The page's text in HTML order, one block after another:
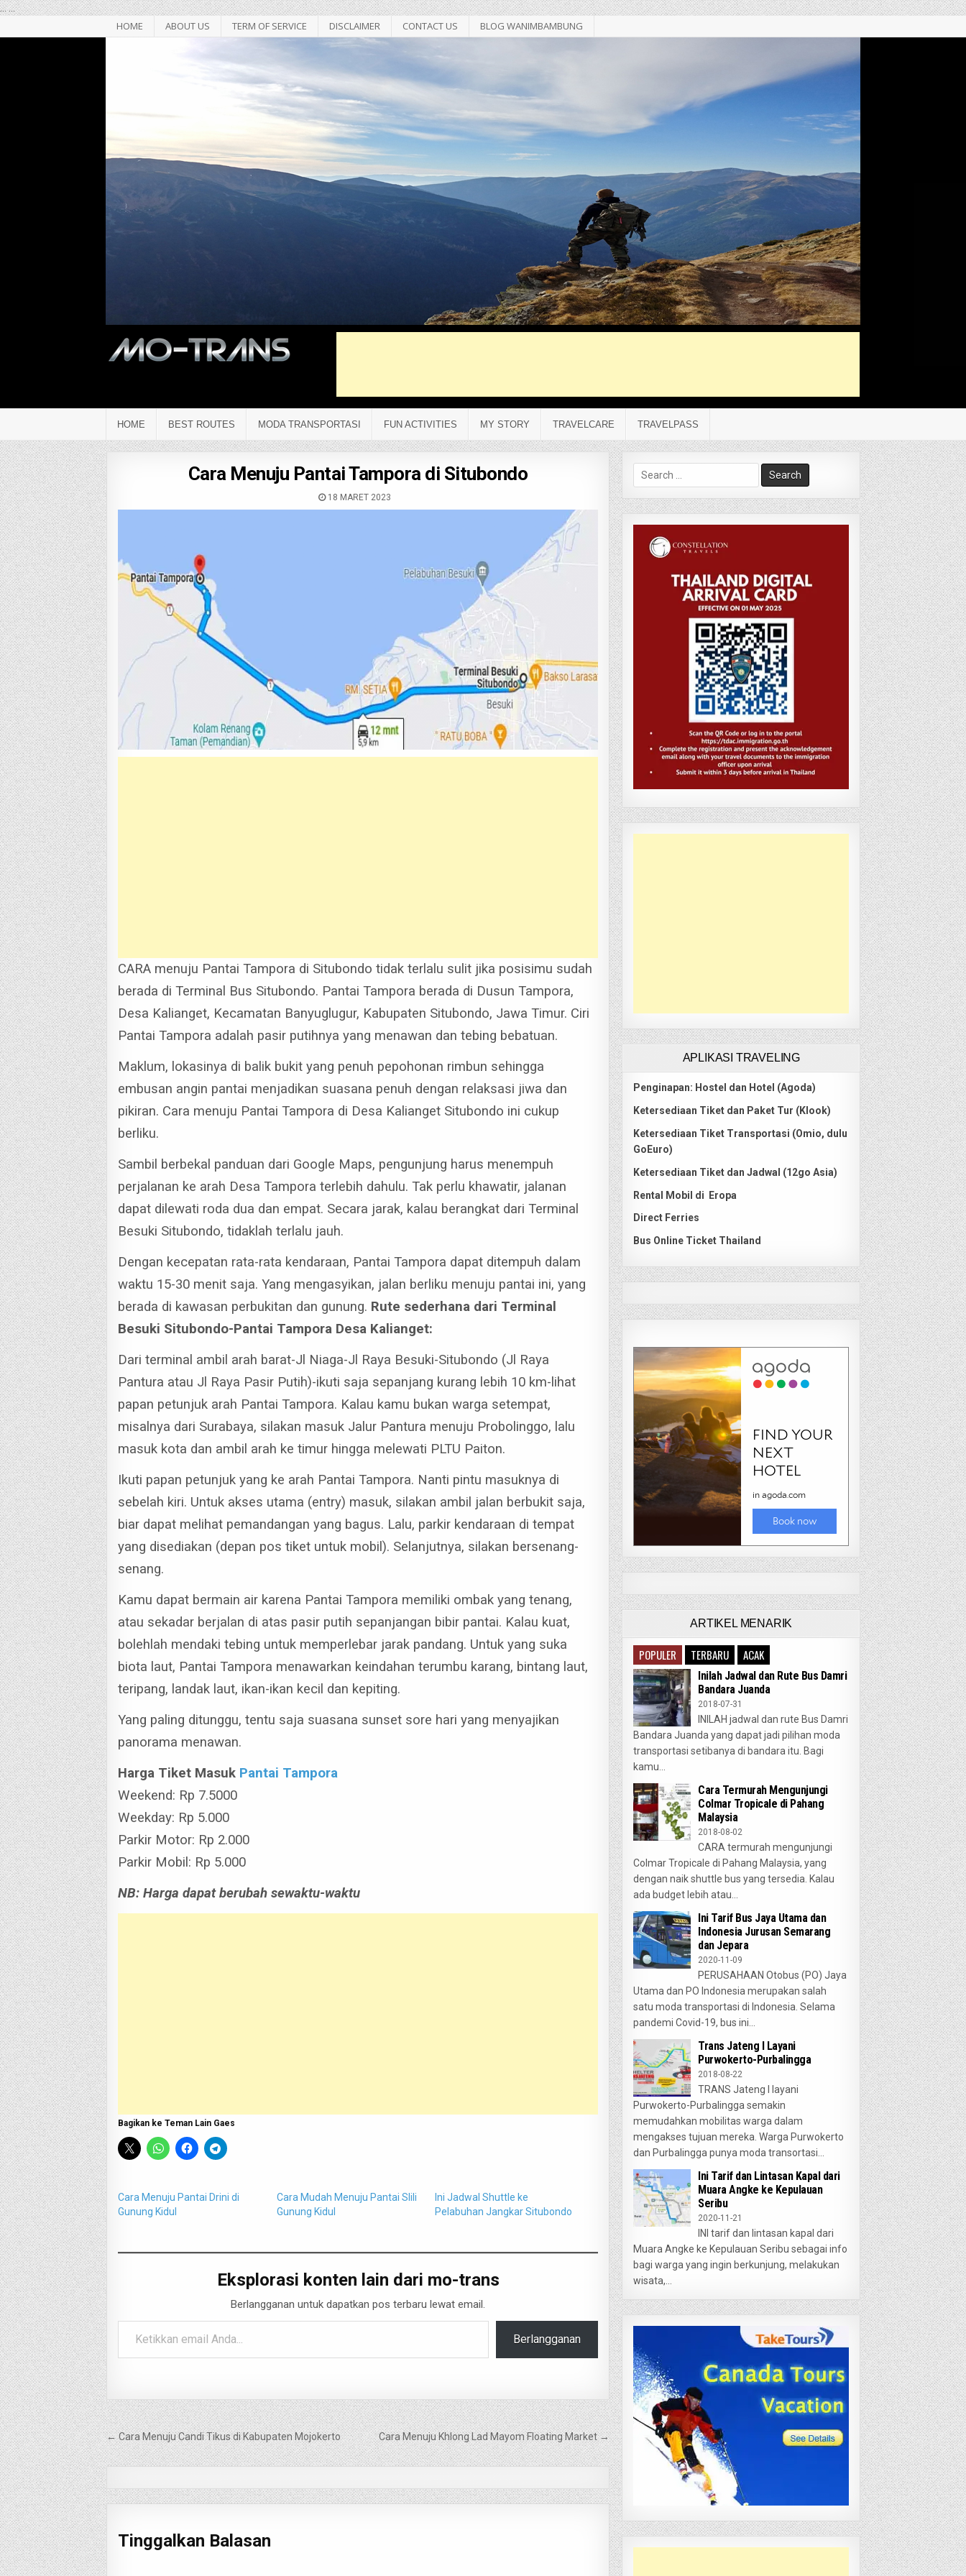
......
HOME ABOUT US TERM OF SERVICE DISCLAIMER CONTACT US BLOG WANIMBAMBUNG
HOME BEST ROUTES MODA TRANSPORTASI FUN ACTIVITIES MY STORY TRAVELCARE TRAVELPASS
Cara Menuju Pantai Tampora di Situbondo
18 MARET 2023
CARA menuju Pantai Tampora di Situbondo tidak terlalu sulit jika posisimu sudah
berada di Terminal Bus Situbondo. Pantai Tampora berada di Dusun Tampora,
Desa Kalianget, Kecamatan Banyuglugur, Kabupaten Situbondo, Jawa Timur. Ciri
Pantai Tampora adalah pasir putihnya yang menawan dan tebing bebatuan.
Maklum, lokasinya di balik bukit yang penuh pepohonan rimbun sehingga
embusan angin pantai menjadikan suasana penuh dengan relaksasi jiwa dan
pikiran. Cara menuju Pantai Tampora di Desa Kalianget Situbondo ini cukup
berliku.
Sambil berbekal panduan dari Google Maps, pengunjung harus menempuh
perjalanan ke arah Desa Tampora terlebih dahulu.Tak perlu khawatir, jalanan
dapat dilewati roda dua dan empat. Secara jarak, kalau berangkat dari Terminal
Besuki Situbondo, tidaklah terlalu jauh.
Dengan kecepatan rata-rata kendaraan, Pantai Tampora dapat ditempuh dalam
waktu 15-30 menit saja.Yang mengasyikan, jalan berliku menuju pantai ini, yang
berada di kawasan perbukitan dan gunung. Rute sederhana dari Terminal
Besuki Situbondo-Pantai Tampora Desa Kalianget:
Dari terminal ambil arah barat-Jl Niaga-Jl Raya Besuki-Situbondo (Jl Raya
Pantura atau Jl Raya Pasir Putih)-ikuti saja sepanjang kurang lebih 10 km-lihat
papan petunjuk arah Pantai Tampora. Kalau kamu bukan warga setempat,
misalnya dari Surabaya, silakan masuk Jalur Pantura menuju Probolinggo, lalu
masuk kota dan ambil arah ke timur hingga melewati PLTU Paiton.
Ikuti papan petunjuk yang ke arah Pantai Tampora. Nanti pintu masuknya di
sebelah kiri. Untuk akses utama (entry) masuk, silakan ambil jalan berbukit saja,
biar dapat melihat pemandangan yang bagus. Lalu, parkir kendaraan di tempat
yang disediakan (depan pos tiket untuk mobil). Selanjutnya, silakan bersenang-
senang.
Kamu dapat bermain air karena Pantai Tampora memiliki ombak yang tenang,
atau sekadar berjalan di atas pasir putih sepanjangan bibir pantai. Kalau kuat,
bolehlah mendaki tebing untuk memperlebar jarak pandang. Untuk yang suka
biota laut, Pantai Tampora menawarkan keindahan terumbu karang, bintang laut,
teripang, landak laut, ikan-ikan kecil dan kepiting.
Yang paling ditunggu, tentu saja suasana sunset sore hari yang menyajikan
panorama menawan.
Harga Tiket Masuk Pantai Tampora
Weekend: Rp 7.5000
Weekday: Rp 5.000
Parkir Motor: Rp 2.000
Parkir Mobil: Rp 5.000
NB: Harga dapat berubah sewaktu-waktu
Bagikan ke Teman Lain Gaes
Cara Menuju Pantai Drini di
Gunung Kidul
Cara Mudah Menuju Pantai Slili
Gunung Kidul
Ini Jadwal Shuttle ke
Pelabuhan Jangkar Situbondo
Eksplorasi konten lain dari mo-trans
Berlangganan untuk dapatkan pos terbaru lewat email.
Ketikkan email Anda...
Berlangganan
Navigasi
pos
← Cara Menuju Candi Tikus di Kabupaten Mojokerto Cara Menuju Khlong Lad Mayom Floating Market →
Tinggalkan Balasan
Search
for:
APLIKASI TRAVELING
Penginapan: Hostel dan Hotel (Agoda)
Ketersediaan Tiket dan Paket Tur (Klook)
Ketersediaan Tiket Transportasi (Omio, dulu
GoEuro)
Ketersediaan Tiket dan Jadwal (12go Asia)
Rental Mobil di Eropa
Direct Ferries
Bus Online Ticket Thailand
ARTIKEL MENARIK
POPULER TERBARU ACAK
Inilah Jadwal dan Rute Bus Damri
Bandara Juanda
2018-07-31
INILAH jadwal dan rute Bus Damri
Bandara Juanda yang dapat jadi pilihan moda
transportasi setibanya di bandara itu. Bagi
kamu...
Cara Termurah Mengunjungi
Colmar Tropicale di Pahang
Malaysia
2018-08-02
CARA termurah mengunjungi
Colmar Tropicale di Pahang Malaysia, yang
dengan naik shuttle bus yang tersedia. Kalau
ada budget lebih atau...
Ini Tarif Bus Jaya Utama dan
Indonesia Jurusan Semarang
dan Jepara
2020-11-09
PERUSAHAAN Otobus (PO) Jaya
Utama dan PO Indonesia merupakan salah
satu moda transportasi di Indonesia. Selama
pandemi Covid-19, bus ini...
Trans Jateng I Layani
Purwokerto-Purbalingga
2018-08-22
TRANS Jateng I layani
Purwokerto-Purbalingga semakin
memudahkan mobilitas warga dalam
mengakses tujuan mereka. Warga Purwokerto
dan Purbalingga punya moda transortasi...
Ini Tarif dan Lintasan Kapal dari
Muara Angke ke Kepulauan
Seribu
2020-11-21
INI tarif dan lintasan kapal dari
Muara Angke ke Kepulauan Seribu sebagai info
bagi warga yang ingin berkunjung, melakukan
wisata,...